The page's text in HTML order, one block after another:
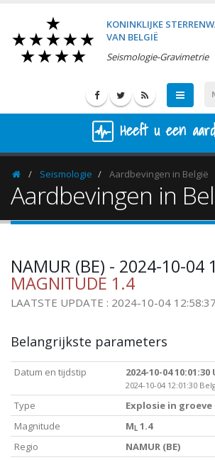
KONINKLIJKE
VAN BELGIË
Seismologie-Gravimetrie
Heeft u een
HomepageSeismologie Aardbevingen in België
Aardbevingen in
NAMUR (BE) - 2024-10-04
MAGNITUDE 1.4
LAATSTE UPDATE : 2024-10-04
Belangrijkste parameters
Datum en tijdstip 2024-10-04 10:01:30
2024-10-04 12:01:30
Type
Explosie in groeve
Magnitude
M L 1.4
Regio
NAMUR (BE)